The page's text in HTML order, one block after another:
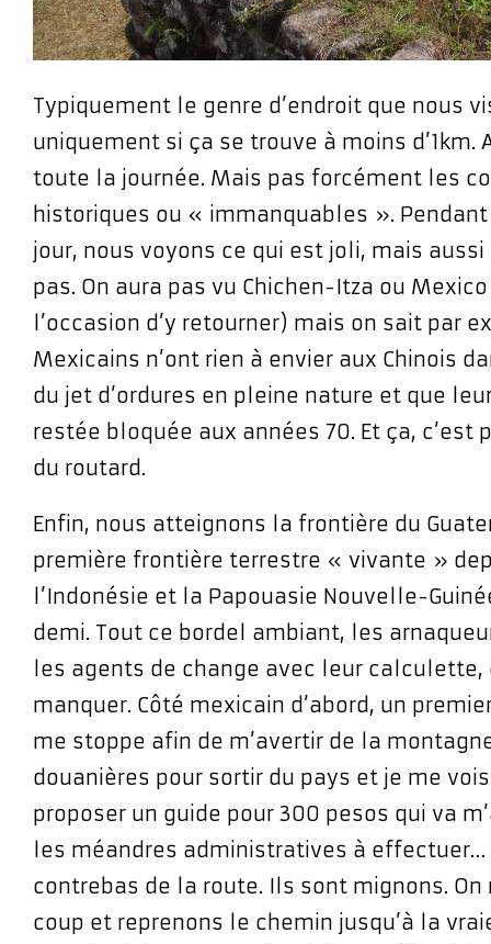
Typiquement le genre d’endroit que nous
uniquement si ça se trouve à moins d’1km.
toute la journée. Mais pas forcément les
historiques ou « immanquables ».
jour, nous voyons ce qui est joli, mais aussi
pas. On aura pas vu Chichen-Itza ou
l’occasion d’y retourner) mais on sait par
Mexicains n’ont rien à envier aux Chinois
du jet d’ordures en pleine nature et que
restée bloquée aux années 70. Et ça, c’est
du routard.
Enfin, nous atteignons la frontière du
première frontière terrestre « vivante »
l’Indonésie et la Papouasie Nouvelle-
demi. Tout ce bordel ambiant, les
les agents de change avec leur
manquer. Côté mexicain d’abord, un
me stoppe afin de m’avertir de la
douanières pour sortir du pays et je me
proposer un guide pour 300 pesos qui va
les méandres administratives à
contrebas de la route. Ils sont mignons. On
coup et reprenons le chemin jusqu’à la